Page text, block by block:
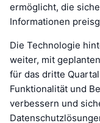
ermöglicht, die
Informationen
Die Technologie
weiter, mit
für das dritte
Funktionalität und
verbessern und